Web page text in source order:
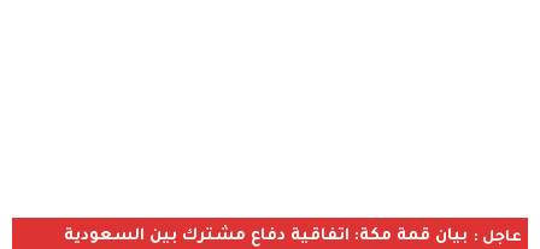
عاجل : بيان قمة مكة: اتفاقية دفاع مشترك بين السعودية